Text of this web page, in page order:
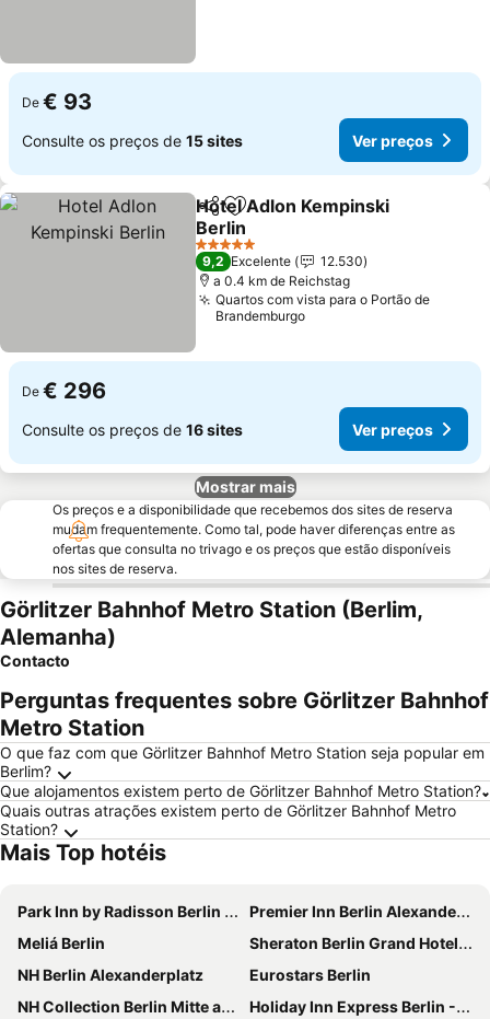
De € 93
Consulte os preços de 15 sites Ver preços
PartilharAdicionar aos favoritos
Hotel Adlon Kempinski
Berlin
5 Estrelas
9,2 Excelente
12.530
a 0.4 km de Reichstag
Quartos com vista para o Portão de
Brandemburgo
De € 296
Consulte os preços de 16 sites Ver preços
Mostrar mais
Os preços e a disponibilidade que recebemos dos sites de reserva
mudam frequentemente. Como tal, pode haver diferenças entre as
ofertas que consulta no trivago e os preços que estão disponíveis
nos sites de reserva.
Görlitzer Bahnhof Metro Station (Berlim,
Alemanha)
Contacto
Perguntas frequentes sobre Görlitzer Bahnhof
Metro Station
O que faz com que Görlitzer Bahnhof Metro Station seja popular em
Berlim?
Que alojamentos existem perto de Görlitzer Bahnhof Metro Station?
Quais outras atrações existem perto de Görlitzer Bahnhof Metro
Station?
Mais Top hotéis
Park Inn by Radisson Berlin Alexanderplatz
Premier Inn Berlin Alexanderplatz hotel
Meliá Berlin
Sheraton Berlin Grand Hotel Esplanade
NH Berlin Alexanderplatz
Eurostars Berlin
NH Collection Berlin Mitte am Checkpoint Charlie
Holiday Inn Express Berlin - Alexanderplatz By Ihg